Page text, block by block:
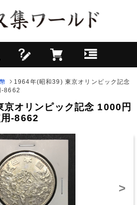
1964年(昭和39) 東京オリンピック記念
-8662
オリンピック記念 1000円
-8662
>